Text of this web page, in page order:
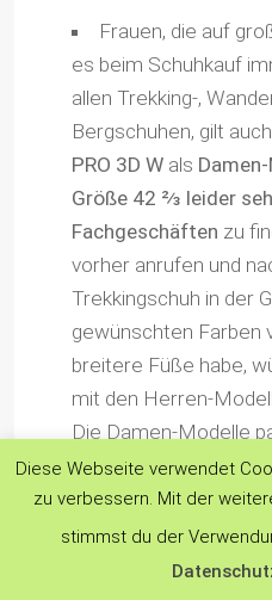
Frauen, die auf
es beim Schuhkauf
allen Trekking-,
Bergschuhen, gilt
PRO 3D W als Damen-
Größe 42 ⅔ leider
Fachgeschäften zu
vorher anrufen und
Trekkingschuh in der
gewünschten Farben
breitere Füße habe,
mit den Herren-
Die Damen-Modelle
immer besser.
Diese Webseite verwendet
zu verbessern. Mit der
stimmst du der